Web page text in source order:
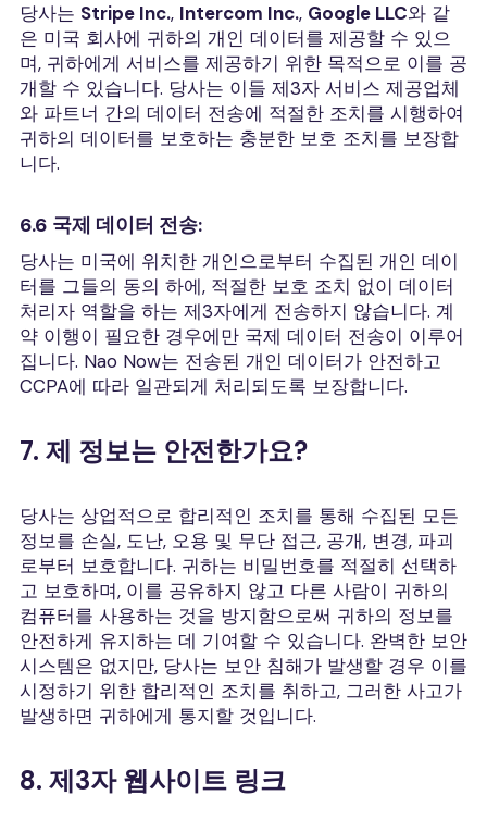
당사는 Stripe Inc., Intercom Inc., Google LLC와 같
은 미국 회사에 귀하의 개인 데이터를 제공할 수 있으
며, 귀하에게 서비스를 제공하기 위한 목적으로 이를 공
개할 수 있습니다. 당사는 이들 제3자 서비스 제공업체
와 파트너 간의 데이터 전송에 적절한 조치를 시행하여
귀하의 데이터를 보호하는 충분한 보호 조치를 보장합
니다.
6.6 국제 데이터 전송:
당사는 미국에 위치한 개인으로부터 수집된 개인 데이
터를 그들의 동의 하에, 적절한 보호 조치 없이 데이터
처리자 역할을 하는 제3자에게 전송하지 않습니다. 계
약 이행이 필요한 경우에만 국제 데이터 전송이 이루어
집니다. Nao Now는 전송된 개인 데이터가 안전하고
CCPA에 따라 일관되게 처리되도록 보장합니다.
7. 제 정보는 안전한가요?
당사는 상업적으로 합리적인 조치를 통해 수집된 모든
정보를 손실, 도난, 오용 및 무단 접근, 공개, 변경, 파괴
로부터 보호합니다. 귀하는 비밀번호를 적절히 선택하
고 보호하며, 이를 공유하지 않고 다른 사람이 귀하의
컴퓨터를 사용하는 것을 방지함으로써 귀하의 정보를
안전하게 유지하는 데 기여할 수 있습니다. 완벽한 보안
시스템은 없지만, 당사는 보안 침해가 발생할 경우 이를
시정하기 위한 합리적인 조치를 취하고, 그러한 사고가
발생하면 귀하에게 통지할 것입니다.
8. 제3자 웹사이트 링크